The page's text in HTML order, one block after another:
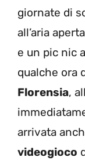
giornate di
all’aria
e un pic nic
qualche ora
Florensia,
arrivata
videogioco